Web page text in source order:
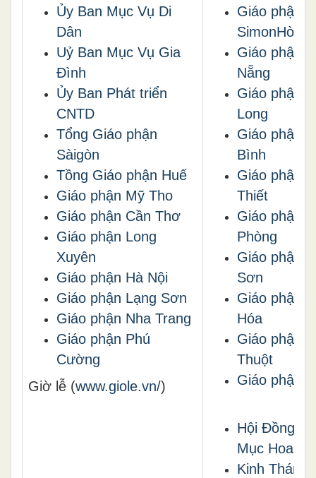
Ủy Ban Mục Vụ Di
Dân
Uỷ Ban Mục Vụ Gia
Đình
Ủy Ban Phát triển
CNTD
Tổng Giáo phận
Sàigòn
Tồng Giáo phận Huế
Giáo phận Mỹ Tho
Giáo phận Cần Thơ
Giáo phận Long
Xuyên
Giáo phận Hà Nội
Giáo phận Lạng Sơn
Giáo phận Nha Trang
Giáo phận Phú
Cường
Giờ lễ (www.giole.vn/)
Giáo phận
SimonHòa
Giáo phận
Nẵng
Giáo phận
Long
Giáo phận
Bình
Giáo phận
Thiết
Giáo phận
Phòng
Giáo phận
Sơn
Giáo phận
Hóa
Giáo phận
Thuột
Giáo phận
Hội Đồng
Mục Hoa Kỳ
Kinh Thánh